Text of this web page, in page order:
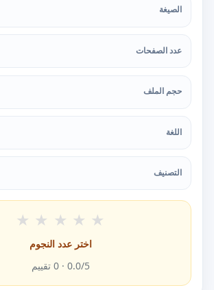
الصيغة
عدد الصفحات
حجم الملف
اللغة
التصنيف
★ ★ ★ ★ ★
اختر عدد النجوم
0.0/5 ·
0 تقييم